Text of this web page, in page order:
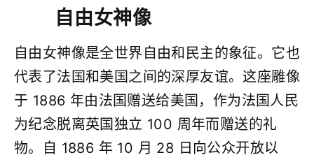
自由女神像
自由女神像是全世界自由和民主的象征。它也
代表了法国和美国之间的深厚友谊。这座雕像
于 1886 年由法国赠送给美国，作为法国人民
为纪念脱离英国独立 100 周年而赠送的礼
物。自 1886 年 10 月 28 日向公众开放以